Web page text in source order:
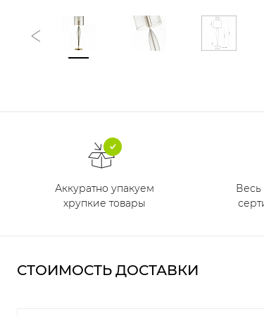
Аккуратно упакуем
хрупкие товары
Весь
СТОИМОСТЬ ДОСТАВКИ